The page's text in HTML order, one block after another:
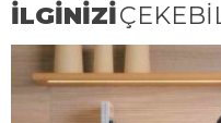
İLGİNİZİ